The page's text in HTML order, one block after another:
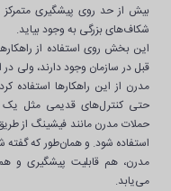
بیش از حد روی پیشگیری
شکاف‌های بزرگی به وجود بیاید.
این بخش روی استفاده از
قبل در سازمان وجود دارند، ولی
مدرن از این راهکارها استفاده
حتی کنترل‌های قدیمی مثل یک
حملات مدرن مانند فیشینگ از
استفاده شود. و همان‌طور که
مدرن، هم قابلیت پیشگیری و
می‌یابد.